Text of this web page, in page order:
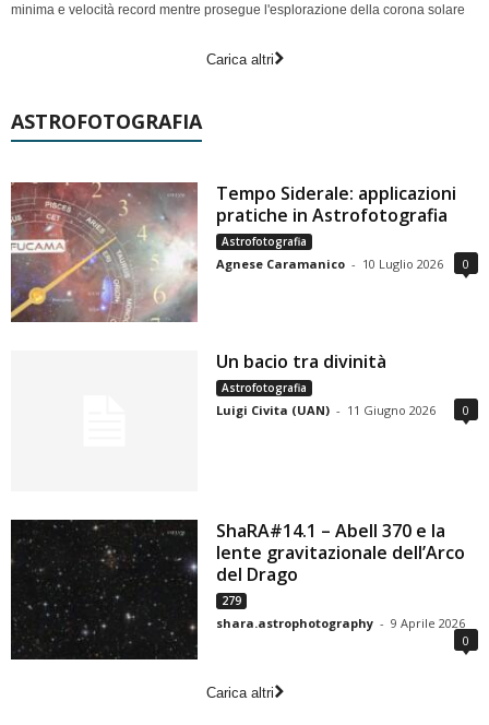
minima e velocità record mentre prosegue l'esplorazione della corona solare
Carica altri
ASTROFOTOGRAFIA
Tempo Siderale: applicazioni
pratiche in Astrofotografia
Astrofotografia
Agnese Caramanico - 10 Luglio 2026 0
Un bacio tra divinità
Astrofotografia
Luigi Civita (UAN) - 11 Giugno 2026 0
ShaRA#14.1 – Abell 370 e la
lente gravitazionale dell’Arco
del Drago
279
shara.astrophotography - 9 Aprile 2026
0
Carica altri